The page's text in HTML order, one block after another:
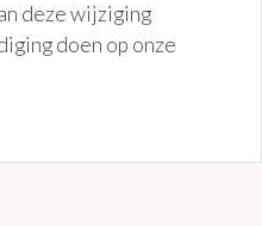
deze wijziging
doen op onze